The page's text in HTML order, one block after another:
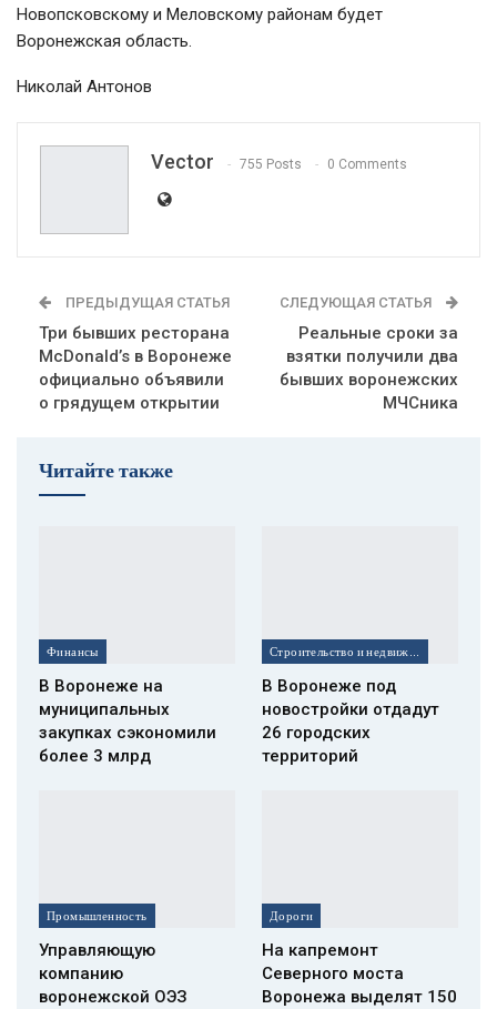
Новопсковскому и Меловскому районам будет
Воронежская область.
Николай Антонов
Vector 755 Posts 0 Comments
ПРЕДЫДУЩАЯ СТАТЬЯ
Три бывших ресторана
McDonald’s в Воронеже
официально объявили
о грядущем открытии
СЛЕДУЮЩАЯ СТАТЬЯ
Реальные сроки за
взятки получили два
бывших воронежских
МЧСника
Читайте также
Финансы
В Воронеже на
муниципальных
закупках сэкономили
более 3 млрд
В Воронеже под
новостройки отдадут
26 городских
территорий
Промышленность
Управляющую
компанию
воронежской ОЭЗ
Дороги
На капремонт
Северного моста
Воронежа выделят 150